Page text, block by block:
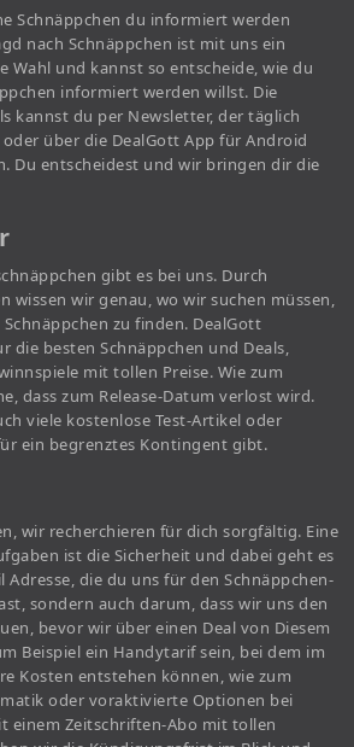
Schnäppchen du informiert werden
nach Schnäppchen ist mit uns ein
Wahl und kannst so entscheide, wie du
informiert werden willst. Die
kannst du per Newsletter, der täglich
über die DealGott App für Android
Du entscheidest und wir bringen dir die
gibt es bei uns. Durch
wissen wir genau, wo wir suchen müssen,
zu finden. DealGott
die besten Schnäppchen und Deals,
mit tollen Preise. Wie zum
dass zum Release-Datum verlost wird.
viele kostenlose Test-Artikel oder
ein begrenztes Kontingent gibt.
wir recherchieren für dich sorgfältig. Eine
ist die Sicherheit und dabei geht es
Adresse, die du uns für den Schnäppchen-
sondern auch darum, dass wir uns den
bevor wir über einen Deal von Diesem
Beispiel ein Handytarif sein, bei dem im
Kosten entstehen können, wie zum
oder voraktivierte Optionen bei
einem Zeitschriften-Abo mit tollen